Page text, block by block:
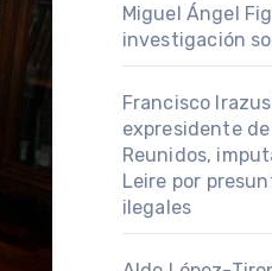
Miguel Ángel
investigación
Francisco
expresidente
Reunidos,
Leire por
ilegales